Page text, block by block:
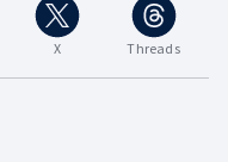
X Threads